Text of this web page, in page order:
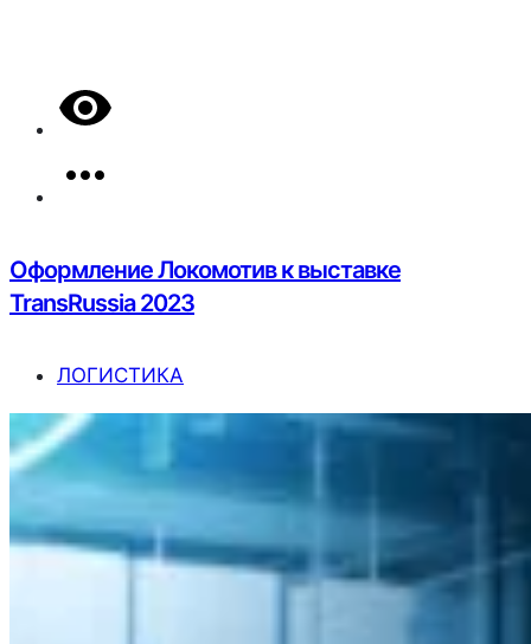
Оформление Локомотив к выставке
TransRussia 2023
ЛОГИСТИКА